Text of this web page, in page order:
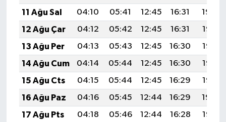
11 Ağu Sal
04:10 05:41 12:45 16:31
19:40
12 Ağu Çar
04:12 05:42 12:45 16:31
19:38
13 Ağu Per
04:13 05:43 12:45 16:30
19:37
14 Ağu Cum
04:14 05:44 12:45 16:30
19:36
15 Ağu Cts
04:15 05:44 12:45 16:29
19:35
16 Ağu Paz
04:16 05:45 12:44 16:29
19:34
17 Ağu Pts
04:18 05:46 12:44 16:28
19:32